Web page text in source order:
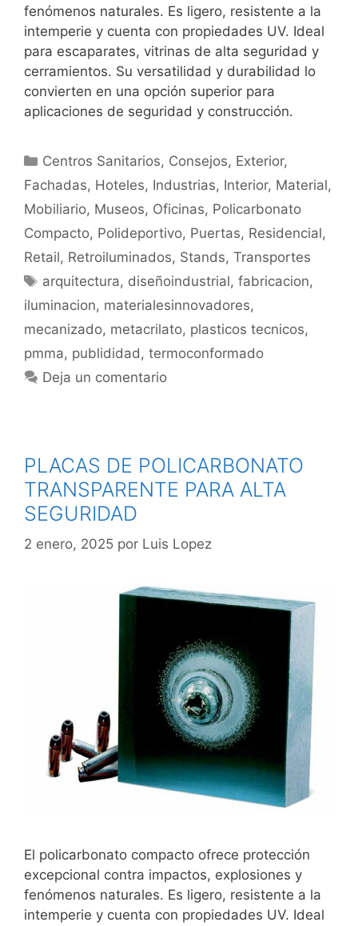
fenómenos naturales. Es ligero, resistente a la
intemperie y cuenta con propiedades UV. Ideal
para escaparates, vitrinas de alta seguridad y
cerramientos. Su versatilidad y durabilidad lo
convierten en una opción superior para
aplicaciones de seguridad y construcción.
Centros Sanitarios, Consejos, Exterior,
Fachadas, Hoteles, Industrias, Interior, Material,
Mobiliario, Museos, Oficinas, Policarbonato
Compacto, Polideportivo, Puertas, Residencial,
Retail, Retroiluminados, Stands, Transportes
arquitectura, diseñoindustrial,fabricacion,
iluminacion, materialesinnovadores,
mecanizado, metacrilato, plasticos tecnicos,
pmma, publididad , termoconformado
Deja un comentario
PLACAS DE POLICARBONATO
TRANSPARENTE PARA ALTA
SEGURIDAD
2 enero, 2025 por Luis Lopez
El policarbonato compacto ofrece protección
excepcional contra impactos, explosiones y
fenómenos naturales. Es ligero, resistente a la
intemperie y cuenta con propiedades UV. Ideal